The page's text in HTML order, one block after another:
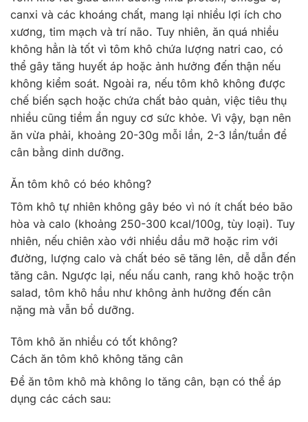
canxi và các khoáng chất, mang lại nhiều lợi ích cho
xương, tim mạch và trí não. Tuy nhiên, ăn quá nhiều
không hẳn là tốt vì tôm khô chứa lượng natri cao, có
thể gây tăng huyết áp hoặc ảnh hưởng đến thận nếu
không kiểm soát. Ngoài ra, nếu tôm khô không được
chế biến sạch hoặc chứa chất bảo quản, việc tiêu thụ
nhiều cũng tiềm ẩn nguy cơ sức khỏe. Vì vậy, bạn nên
ăn vừa phải, khoảng 20-30g mỗi lần, 2-3 lần/tuần để
cân bằng dinh dưỡng.
Ăn tôm khô có béo không?
Tôm khô tự nhiên không gây béo vì nó ít chất béo bão
hòa và calo (khoảng 250-300 kcal/100g, tùy loại). Tuy
nhiên, nếu chiên xào với nhiều dầu mỡ hoặc rim với
đường, lượng calo và chất béo sẽ tăng lên, dễ dẫn đến
tăng cân. Ngược lại, nếu nấu canh, rang khô hoặc trộn
salad, tôm khô hầu như không ảnh hưởng đến cân
nặng mà vẫn bổ dưỡng.
Tôm khô ăn nhiều có tốt không?
Cách ăn tôm khô không tăng cân
Để ăn tôm khô mà không lo tăng cân, bạn có thể áp
dụng các cách sau: